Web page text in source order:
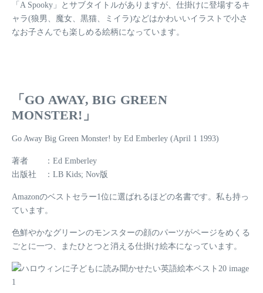
「A Spooky」とサブタイトルがありますが、仕掛けに登場するキ
ャラ(狼男、魔女、黒猫、ミイラ)などはかわいいイラストで小さ
なお子さんでも楽しめる絵柄になっています。
「GO AWAY, BIG GREEN
MONSTER!」
Go Away Big Green Monster! by Ed Emberley (April 1 1993)
著者 ：Ed Emberley
出版社 ：LB Kids; Nov版
Amazonのベストセラー1位に選ばれるほどの名書です。私も持っ
ています。
色鮮やかなグリーンのモンスターの顔のパーツがページをめくる
ごとに一つ、またひとつと消える仕掛け絵本になっています。